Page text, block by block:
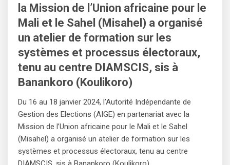
la Mission de l’Union africaine pour le
Mali et le Sahel (Misahel) a organisé
un atelier de formation sur les
systèmes et processus électoraux,
tenu au centre DIAMSCIS, sis à
Banankoro (Koulikoro)
Du 16 au 18 janvier 2024, l’Autorité Indépendante de
Gestion des Elections (AIGE) en partenariat avec la
Mission de l’Union africaine pour le Mali et le Sahel
(Misahel) a organisé un atelier de formation sur les
systèmes et processus électoraux, tenu au centre